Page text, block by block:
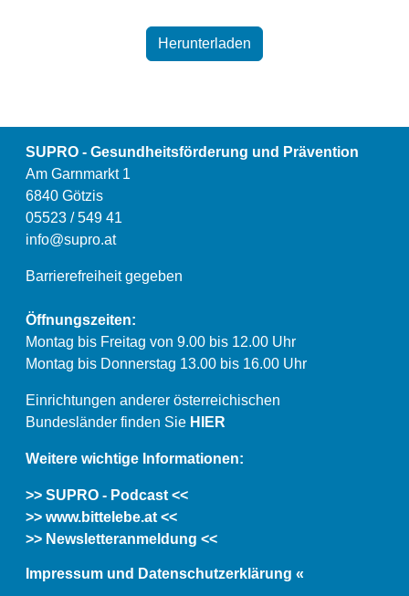
Herunterladen
SUPRO - Gesundheitsförderung und Prävention
Am Garnmarkt 1
6840 Götzis
05523 / 549 41
info@supro.at
Barrierefreiheit gegeben
Öffnungszeiten:
Montag bis Freitag von 9.00 bis 12.00 Uhr
Montag bis Donnerstag 13.00 bis 16.00 Uhr
Einrichtungen anderer österreichischen
Bundesländer finden Sie HIER
Weitere wichtige Informationen:
>> SUPRO - Podcast <<
>> www.bittelebe.at <<
>> Newsletteranmeldung <<
Impressum und Datenschutzerklärung «